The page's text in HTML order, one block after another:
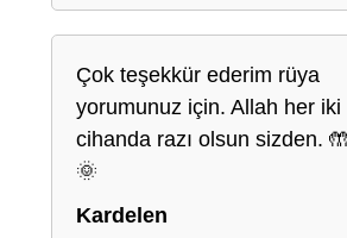
Çok teşekkür ederim rüya
yorumunuz için. Allah her iki
cihanda razı olsun sizden.
🌞
Kardelen